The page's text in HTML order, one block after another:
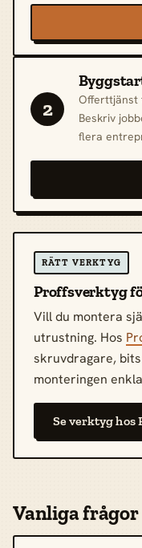
2
Offerttjänst
Beskriv
flera
RÄTT VERKTYG
Proffsverktyg
Vill du montera
utrustning. Hos
skruvdragare,
monteringen
Se verktyg hos
Vanliga frågor